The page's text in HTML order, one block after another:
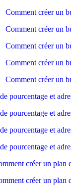
Comment créer un
Comment créer un
Comment créer un
Comment créer un
Comment créer un
pourcentage et
pourcentage et
pourcentage et
pourcentage et
créer un plan
créer un plan